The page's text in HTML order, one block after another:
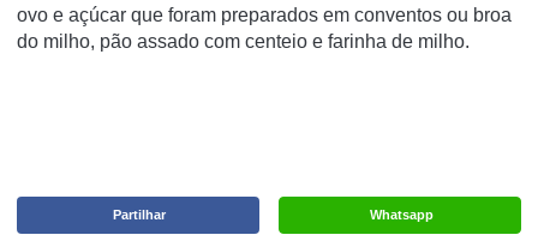
ovo e açúcar que foram preparados em conventos ou broa
do milho, pão assado com centeio e farinha de milho.
Whatsapp
Partilhar